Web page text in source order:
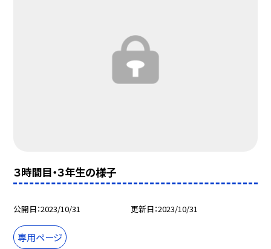
３時間目・３年生の様子
公開日 2023/10/31 更新日 2023/10/31
専用ページ